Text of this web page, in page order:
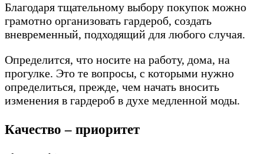
Благодаря тщательному выбору покупок можно
грамотно организовать гардероб, создать
вневременный, подходящий для любого случая.
Определится, что носите на работу, дома, на
прогулке. Это те вопросы, с которыми нужно
определиться, прежде, чем начать вносить
изменения в гардероб в духе медленной моды.
Качество – приоритет